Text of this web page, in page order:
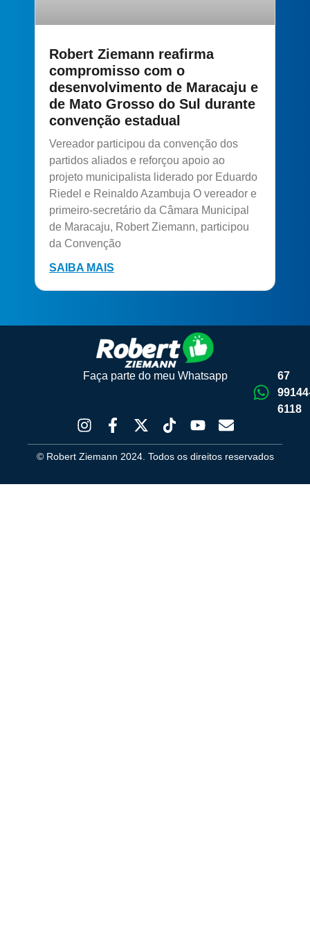
Robert Ziemann reafirma
compromisso com o
desenvolvimento de Maracaju e
de Mato Grosso do Sul durante
convenção estadual
Vereador participou da convenção dos
partidos aliados e reforçou apoio ao
projeto municipalista liderado por Eduardo
Riedel e Reinaldo Azambuja O vereador e
primeiro-secretário da Câmara Municipal
de Maracaju, Robert Ziemann, participou
da Convenção
SAIBA MAIS
Faça parte do meu Whatsapp
67
6118
© Robert Ziemann 2024. Todos os direitos reservados